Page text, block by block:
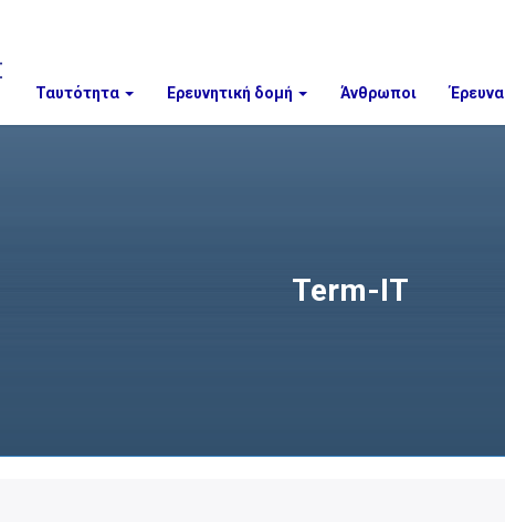
Ταυτότητα Ερευνητική δομή Άνθρωποι Έρευνα
Term-IT